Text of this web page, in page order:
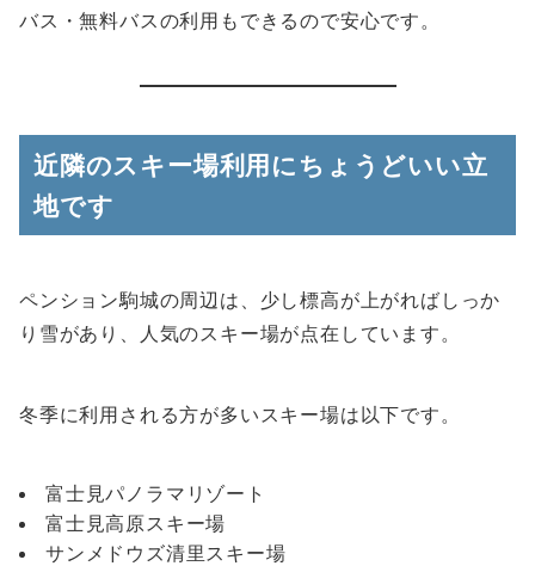
バス・無料バスの利用もできるので安心です。
近隣のスキー場利用にちょうどいい立
地です
ペンション駒城の周辺は、少し標高が上がればしっか
り雪があり、人気のスキー場が点在しています。
冬季に利用される方が多いスキー場は以下です。
富士見パノラマリゾート
富士見高原スキー場
サンメドウズ清里スキー場